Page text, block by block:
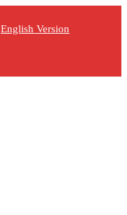
English Version